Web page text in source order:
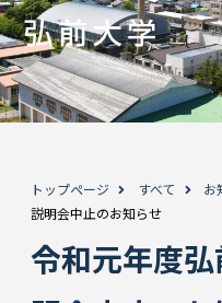
トップページ すべて お
説明会中止のお知らせ
令和元年度